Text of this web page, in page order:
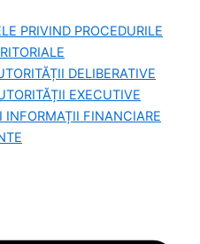
PRIVIND PROCEDURILE
DELIBERATIVE
EXECUTIVE
INFORMAȚII FINANCIARE